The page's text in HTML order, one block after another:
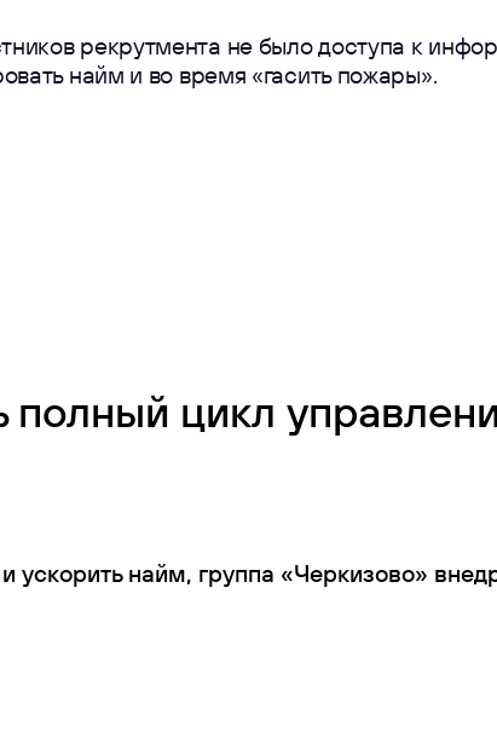
рекрутмента не было доступа к
найм и во время «гасить пожары».
цикл
найм, группа «Черкизово»